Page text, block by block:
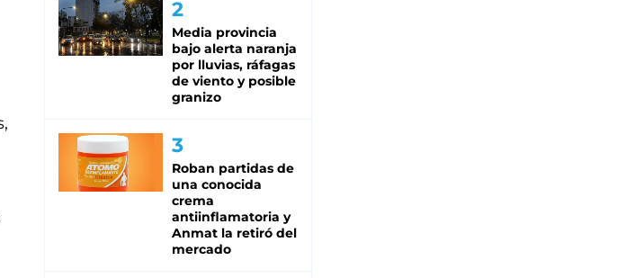
Media provincia
bajo alerta naranja
por lluvias, ráfagas
de viento y posible
granizo
Roban partidas de
una conocida
crema
antiinflamatoria y
Anmat la retiró del
mercado